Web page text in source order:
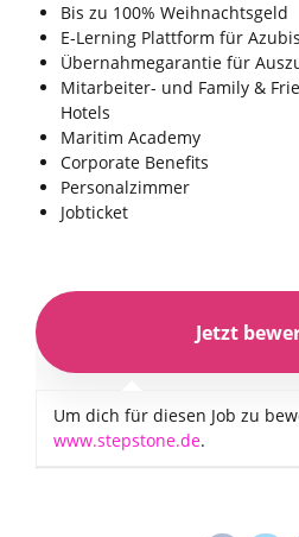
Bis zu 100% Weihnachtsgeld
E-Lerning Plattform für Azubis
Übernahmegarantie für
Mitarbeiter- und Family &
Hotels
Maritim Academy
Corporate Benefits
Personalzimmer
Jobticket
Um dich für diesen Job zu
www.stepstone.de.